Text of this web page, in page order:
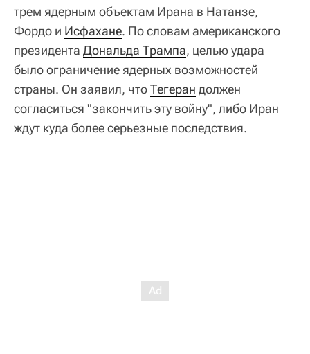
трем ядерным объектам Ирана в Натанзе,
Фордо и Исфахане. По словам американского
президента Дональда Трампа, целью удара
было ограничение ядерных возможностей
страны. Он заявил, чтоТегеран должен
согласиться "закончить эту войну", либо Иран
ждут куда более серьезные последствия.